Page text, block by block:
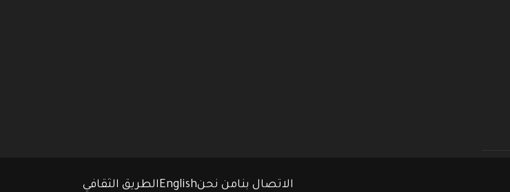
الاتصال بنامن نحنEnglishالطريق الثقافي